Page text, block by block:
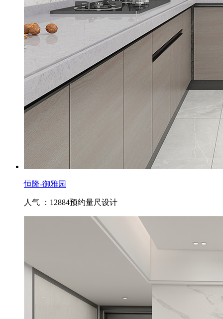
恒隆-御雅园
人气 ：12884预约量尺设计